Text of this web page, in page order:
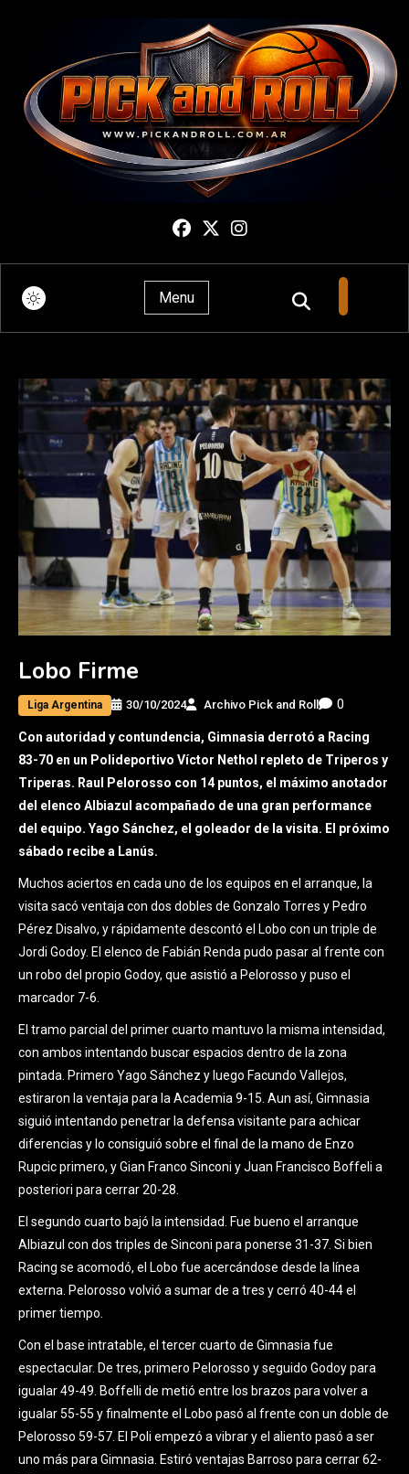
Pick And Roll
Menu
Lobo Firme
Liga Argentina 30/10/2024 Archivo Pick and Roll 0
Con autoridad y contundencia, Gimnasia derrotó a Racing
83-70 en un Polideportivo Víctor Nethol repleto de Triperos y
Triperas. Raul Pelorosso con 14 puntos, el máximo anotador
del elenco Albiazul acompañado de una gran performance
del equipo. Yago Sánchez, el goleador de la visita. El próximo
sábado recibe a Lanús.
Muchos aciertos en cada uno de los equipos en el arranque, la
visita sacó ventaja con dos dobles de Gonzalo Torres y Pedro
Pérez Disalvo, y rápidamente descontó el Lobo con un triple de
Jordi Godoy. El elenco de Fabián Renda pudo pasar al frente con
un robo del propio Godoy, que asistió a Pelorosso y puso el
marcador 7-6.
El tramo parcial del primer cuarto mantuvo la misma intensidad,
con ambos intentando buscar espacios dentro de la zona
pintada. Primero Yago Sánchez y luego Facundo Vallejos,
estiraron la ventaja para la Academia 9-15. Aun así, Gimnasia
siguió intentando penetrar la defensa visitante para achicar
diferencias y lo consiguió sobre el final de la mano de Enzo
Rupcic primero, y Gian Franco Sinconi y Juan Francisco Boffeli a
posteriori para cerrar 20-28.
El segundo cuarto bajó la intensidad. Fue bueno el arranque
Albiazul con dos triples de Sinconi para ponerse 31-37. Si bien
Racing se acomodó, el Lobo fue acercándose desde la línea
externa. Pelorosso volvió a sumar de a tres y cerró 40-44 el
primer tiempo.
Con el base intratable, el tercer cuarto de Gimnasia fue
espectacular. De tres, primero Pelorosso y seguido Godoy para
igualar 49-49. Boffelli de metió entre los brazos para volver a
igualar 55-55 y finalmente el Lobo pasó al frente con un doble de
Pelorosso 59-57. El Poli empezó a vibrar y el aliento pasó a ser
uno más para Gimnasia. Estiró ventajas Barroso para cerrar 62-